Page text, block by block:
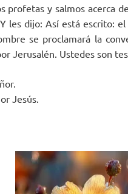
profetas y salmos acerca
les dijo: Así está escrito:
se proclamará la
Jerusalén. Ustedes son
Jesús.